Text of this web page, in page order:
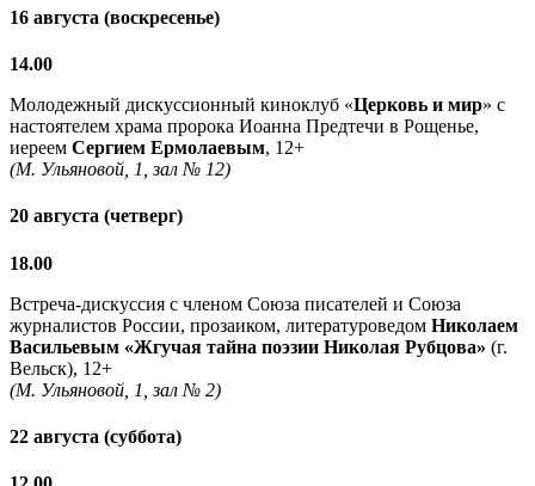
16 августа (воскресенье)
14.00
Молодежный дискуссионный киноклуб «Церковь и мир» с
настоятелем храма пророка Иоанна Предтечи в Рощенье,
иереем Сергием Ермолаевым, 12+
(М. Ульяновой, 1, зал № 12)
20 августа (четверг)
18.00
Встреча-дискуссия с членом Союза писателей и Союза
журналистов России, прозаиком, литературоведом Николаем
Васильевым «Жгучая тайна поэзии Николая Рубцова» (г.
Вельск), 12+
(М. Ульяновой, 1, зал № 2)
22 августа (суббота)